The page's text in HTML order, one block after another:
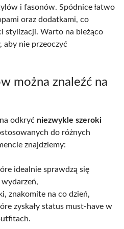
i fasonów. Spódnice łatwo
oraz dodatkami, co
stylizacji. Warto na bieżąco
aby nie przeoczyć
można znaleźć na
odkryć niezwykle szeroki
do różnych
znajdziemy:
idealnie sprawdzą się
znakomite na co dzień,
zyskały status must-have w